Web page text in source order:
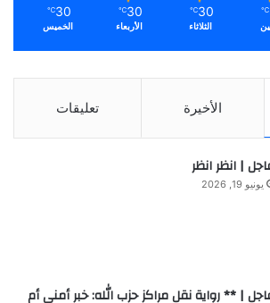
℃
30
℃
الثلاثاء
30
℃
الأربعاء
30
℃
الخميس
الأخيرة تعليقات
| انظر انظر
يونيو 19, 2026
| ** رواية نقل مراكز حزب الله: خبر أمني أم